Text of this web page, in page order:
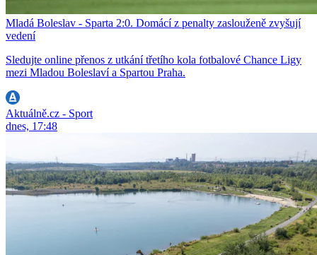
Mladá Boleslav - Sparta 2:0. Domácí z penalty zaslouženě zvyšují
vedení
Sledujte online přenos z utkání třetího kola fotbalové Chance Ligy
mezi Mladou Boleslaví a Spartou Praha.
Aktuálně.cz - Sport
dnes, 17:48